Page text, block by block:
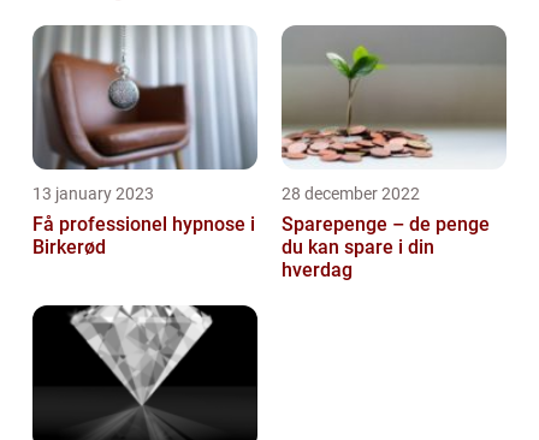
13 january 2023
Få professionel hypnose i
Birkerød
28 december 2022
Sparepenge – de penge
du kan spare i din
hverdag